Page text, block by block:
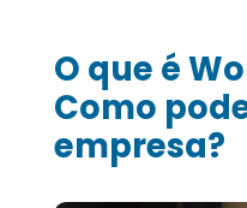
O que é
Como
empresa?